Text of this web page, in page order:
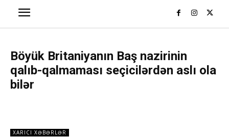
Böyük Britaniyanın Baş nazirinin
qalıb-qalmaması seçicilərdən aslı ola
bilər
XARICI XƏBƏRLƏR